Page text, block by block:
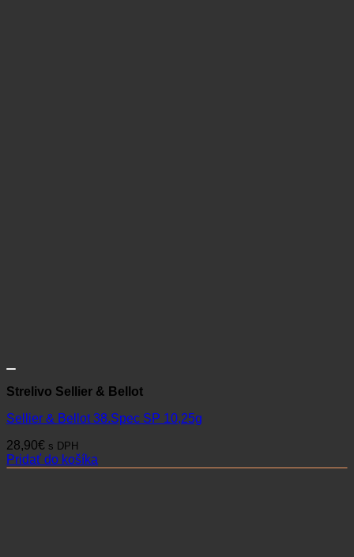
Strelivo Sellier & Bellot
Sellier & Bellot 38.Spec SP 10,25g
28,90€ s DPH
Pridať do košíka